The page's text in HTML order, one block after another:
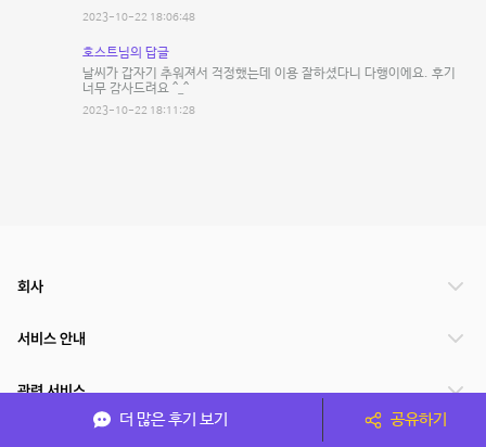
2023-10-22 18:06:48
호스트님의 답글
날씨가 갑자기 추워져서 걱정했는데 이용 잘하셨다니 다행이에요. 후기
너무 감사드려요 ^_^
2023-10-22 18:11:28
더 많은 후기 보기 공유하기
회사
서비스 안내
관련 서비스